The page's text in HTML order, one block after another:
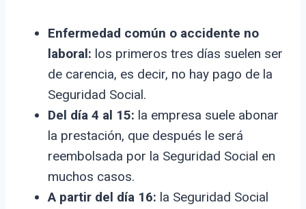
Enfermedad común o accidente no
laboral: los primeros tres días suelen ser
de carencia, es decir, no hay pago de la
Seguridad Social.
Del día 4 al 15: la empresa suele abonar
la prestación, que después le será
reembolsada por la Seguridad Social en
muchos casos.
A partir del día 16: la Seguridad Social